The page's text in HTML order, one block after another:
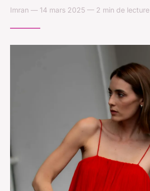
Imran — 14 mars 2025 — 2 min de lecture